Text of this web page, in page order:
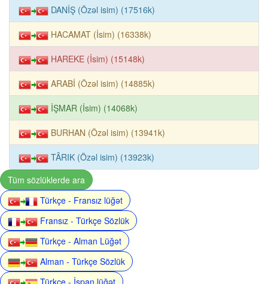
DANİŞ (Özəl isim) (17516k)
HACAMAT (İsim) (16338k)
HAREKE (İsim) (15148k)
ARABİ (Özəl isim) (14885k)
İŞMAR (İsim) (14068k)
BURHAN (Özəl isim) (13941k)
TÂRIK (Özəl isim) (13923k)
Tüm sözlüklerde ara
Türkçe - Fransız lüğət
Fransız - Türkçe Sözlük
Türkçe - Alman Lüğət
Alman - Türkçe Sözlük
Türkçe - İspan lüğət